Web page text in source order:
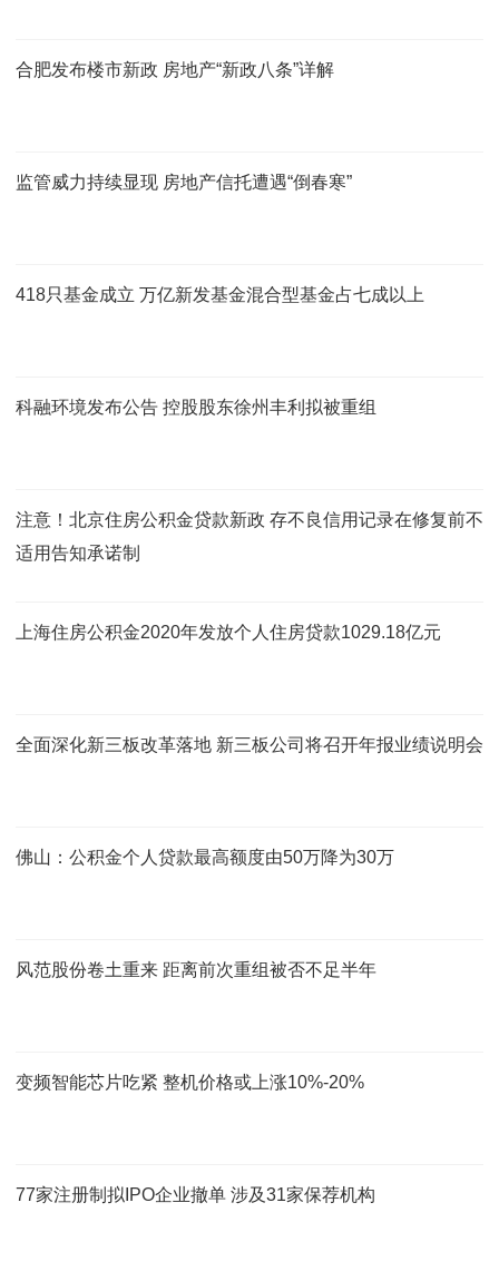
合肥发布楼市新政 房地产“新政八条”详解
监管威力持续显现 房地产信托遭遇“倒春寒”
418只基金成立 万亿新发基金混合型基金占七成以上
科融环境发布公告 控股股东徐州丰利拟被重组
注意！北京住房公积金贷款新政 存不良信用记录在修复前不
适用告知承诺制
上海住房公积金2020年发放个人住房贷款1029.18亿元
全面深化新三板改革落地 新三板公司将召开年报业绩说明会
佛山：公积金个人贷款最高额度由50万降为30万
风范股份卷土重来 距离前次重组被否不足半年
变频智能芯片吃紧 整机价格或上涨10%-20%
77家注册制拟IPO企业撤单 涉及31家保荐机构